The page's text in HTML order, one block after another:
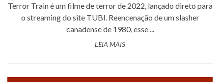
Terror Train é um filme de terror de 2022, lançado direto para
o streaming do site TUBI. Reencenação de um slasher
canadense de 1980, esse ...
LEIA MAIS